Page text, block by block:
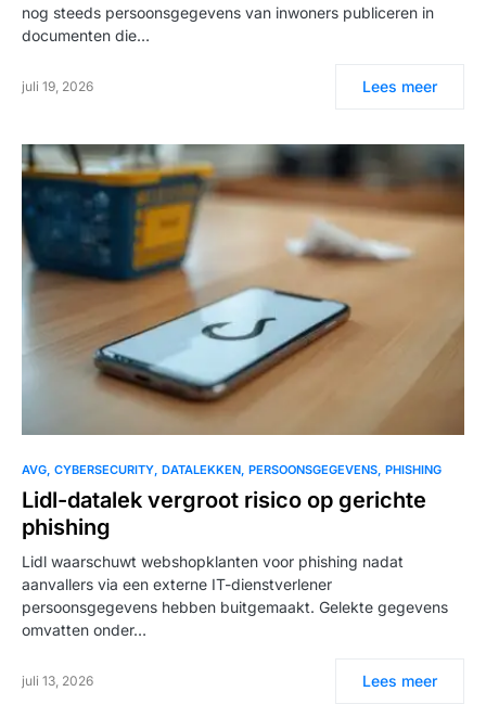
nog steeds persoonsgegevens van inwoners publiceren in
documenten die…
juli 19, 2026 Lees meer
AVG CYBERSECURITY DATALEKKEN PERSOONSGEGEVENS PHISHING
Lidl-datalek vergroot risico op gerichte
phishing
Lidl waarschuwt webshopklanten voor phishing nadat
aanvallers via een externe IT-dienstverlener
persoonsgegevens hebben buitgemaakt. Gelekte gegevens
omvatten onder…
juli 13, 2026 Lees meer